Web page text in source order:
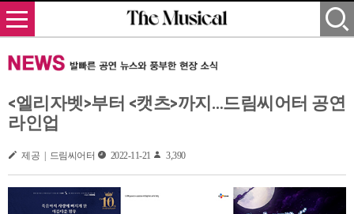
<엘리자벳>부터 <캣츠>까지…드림씨어터 공연
라인업
제공 | 드림씨어터 2022-11-21 3,390